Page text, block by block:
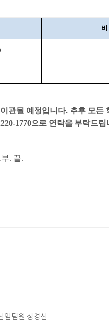
비
관될 예정입니다. 추후 모든
1770으로 연락을 부탁드립
. 끝.
임팀원 장경선